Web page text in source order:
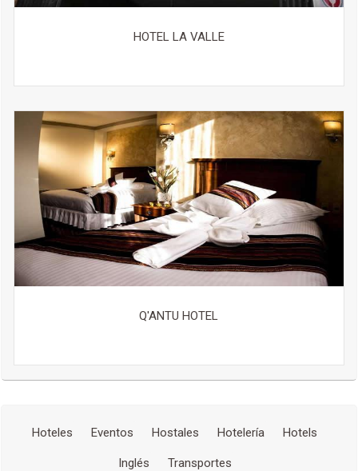
Servicio de limpieza en seco De pago
Servicio de lavandería De pago
Traslado aeropuerto (de pago)
Servicio de traslado (de pago)
Zona de fumadores
Prohibido fumar en todo el establecimiento
Calefacción
Alquiler de coches
Habitaciones insonorizadas
Ascensor
Habitaciones para no fumadores
Idiomas que se hablan
Alemán
Francés
HOTEL LA VALLE
Q'ANTU HOTEL
Hoteles Eventos Hostales Hotelería Hotels
Inglés Transportes